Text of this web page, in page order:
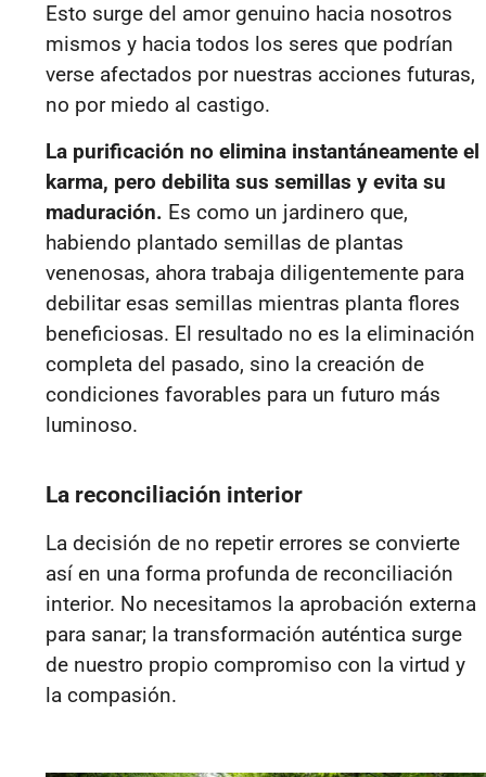
Esto surge del amor genuino hacia nosotros
mismos y hacia todos los seres que podrían
verse afectados por nuestras acciones futuras,
no por miedo al castigo.
La purificación no elimina instantáneamente el
karma, pero debilita sus semillas y evita su
maduración. Es como un jardinero que,
habiendo plantado semillas de plantas
venenosas, ahora trabaja diligentemente para
debilitar esas semillas mientras planta flores
beneficiosas. El resultado no es la eliminación
completa del pasado, sino la creación de
condiciones favorables para un futuro más
luminoso.
La reconciliación interior
La decisión de no repetir errores se convierte
así en una forma profunda de reconciliación
interior. No necesitamos la aprobación externa
para sanar; la transformación auténtica surge
de nuestro propio compromiso con la virtud y
la compasión.